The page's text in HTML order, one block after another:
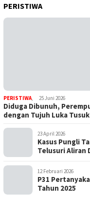
PERISTIWA
PERISTIWA 25 Juni 2026
Diduga Dibunuh,
dengan Tujuh Luka
23 April 2026
Kasus Pungli
Telusuri Aliran
12 Februari 2026
P31
Tahun 2025